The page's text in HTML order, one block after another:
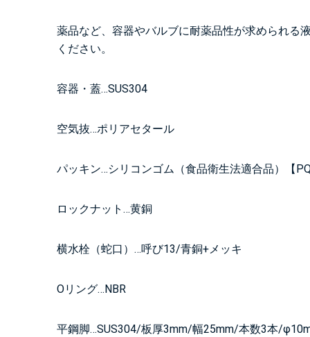
薬品など、容器やバルブに耐薬品性が求められる
ください。
容器・蓋…SUS304
空気抜…ポリアセタール
パッキン…シリコンゴム（食品衛生法適合品）【
ロックナット…黄銅
横水栓（蛇口）…呼び13/青銅+メッキ
Oリング…NBR
平鋼脚…SUS304/板厚3mm/幅25mm/本数3本/